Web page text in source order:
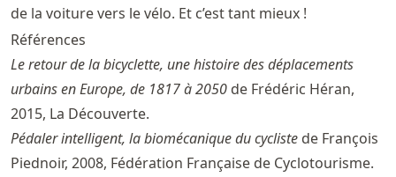
de la voiture vers le vélo. Et c’est tant mieux !
Références
Le retour de la bicyclette, une histoire des déplacements
urbains en Europe, de 1817 à 2050 de Frédéric Héran,
2015, La Découverte.
Pédaler intelligent, la biomécanique du cycliste de François
Piednoir, 2008, Fédération Française de Cyclotourisme.